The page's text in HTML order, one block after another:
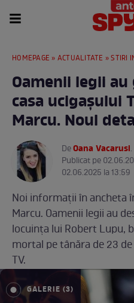
HOMEPAGE » ACTUALITATE »STIRI
Oamenii legii
casa ucigașului
Marcu. Noul
DeOana Vacarusi.
Publicat pe
02.06.2025 la 13:59
Noi informații în ancheta
Marcu. Oamenii legii au
locuința lui Robert Lupu,
mortal pe tânăra de 23
TV.
GALERIE (3)